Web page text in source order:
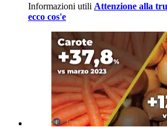
Informazioni utili Attenzione alla
ecco cos'e